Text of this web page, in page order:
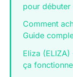
pour débuter
Comment
Guide
Eliza (ELIZA)
ça